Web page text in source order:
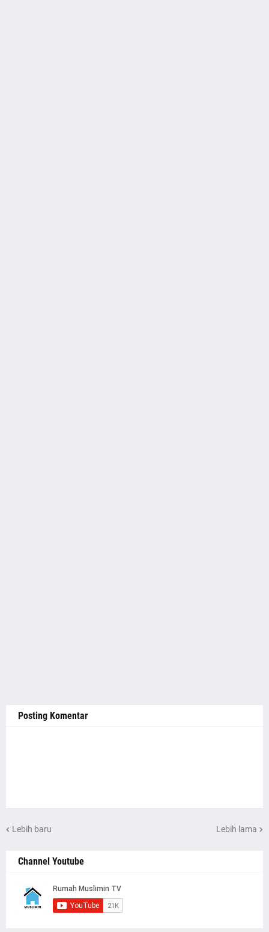
Posting Komentar
Lebih baru Lebih lama
Channel Youtube